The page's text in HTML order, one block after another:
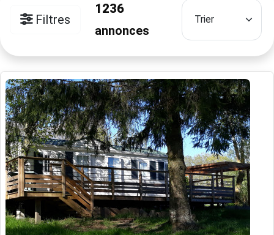
Filtres
1236
annonces